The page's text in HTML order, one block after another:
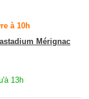
à 10h
Mérignac
13h